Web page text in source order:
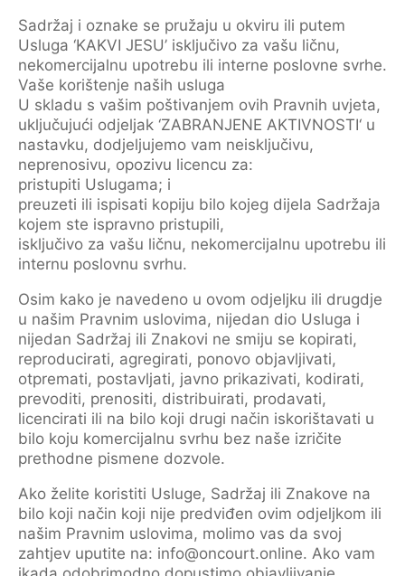
Sadržaj i oznake se pružaju u okviru ili putem
Usluga ‘KAKVI JESU’ isključivo za vašu ličnu,
nekomercijalnu upotrebu ili interne poslovne svrhe.
Vaše korištenje naših usluga
U skladu s vašim poštivanjem ovih Pravnih uvjeta,
uključujući odjeljak ‘ZABRANJENE AKTIVNOSTI‘ u
nastavku, dodjeljujemo vam neisključivu,
neprenosivu, opozivu licencu za:
pristupiti Uslugama; i
preuzeti ili ispisati kopiju bilo kojeg dijela Sadržaja
kojem ste ispravno pristupili,
isključivo za vašu ličnu, nekomercijalnu upotrebu ili
internu poslovnu svrhu.
Osim kako je navedeno u ovom odjeljku ili drugdje
u našim Pravnim uslovima, nijedan dio Usluga i
nijedan Sadržaj ili Znakovi ne smiju se kopirati,
reproducirati, agregirati, ponovo objavljivati,
otpremati, postavljati, javno prikazivati, kodirati,
prevoditi, prenositi, distribuirati, prodavati,
licencirati ili na bilo koji drugi način iskorištavati u
bilo koju komercijalnu svrhu bez naše izričite
prethodne pismene dozvole.
Ako želite koristiti Usluge, Sadržaj ili Znakove na
bilo koji način koji nije predviđen ovim odjeljkom ili
našim Pravnim uslovima, molimo vas da svoj
zahtjev uputite na: info@oncourt.online. Ako vam